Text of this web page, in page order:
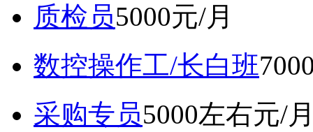
质检员5000元/月
数控操作工/长白班
采购专员5000左右元/